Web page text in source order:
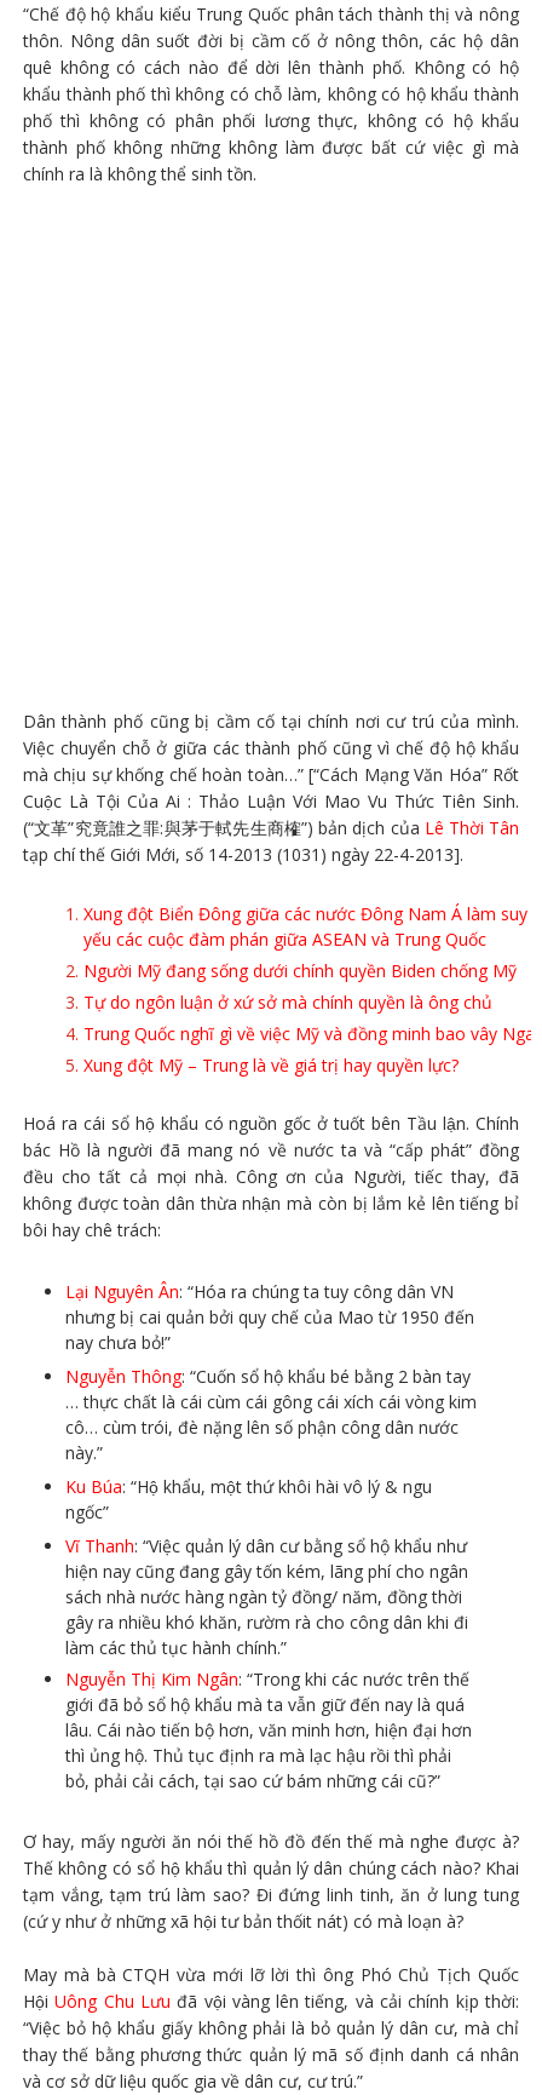
“Chế độ hộ khẩu kiểu Trung Quốc phân tách thành thị và nông
thôn. Nông dân suốt đời bị cầm cố ở nông thôn, các hộ dân
quê không có cách nào để dời lên thành phố. Không có hộ
khẩu thành phố thì không có chỗ làm, không có hộ khẩu thành
phố thì không có phân phối lương thực, không có hộ khẩu
thành phố không những không làm được bất cứ việc gì mà
chính ra là không thể sinh tồn.
Dân thành phố cũng bị cầm cố tại chính nơi cư trú của mình.
Việc chuyển chỗ ở giữa các thành phố cũng vì chế độ hộ khẩu
mà chịu sự khống chế hoàn toàn…” [“Cách Mạng Văn Hóa” Rốt
Cuộc Là Tội Của Ai : Thảo Luận Với Mao Vu Thức Tiên Sinh.
(“文革”究竟誰之罪:與茅于軾先生商榷”) bản dịch của Lê Thời Tân
tạp chí thế Giới Mới, số 14-2013 (1031) ngày 22-4-2013].
Xung đột Biển Đông giữa các nước Đông Nam Á làm suy
yếu các cuộc đàm phán giữa ASEAN và Trung Quốc
Người Mỹ đang sống dưới chính quyền Biden chống Mỹ
Tự do ngôn luận ở xứ sở mà chính quyền là ông chủ
Trung Quốc nghĩ gì về việc Mỹ và đồng minh bao vây Nga?
Xung đột Mỹ – Trung là về giá trị hay quyền lực?
Hoá ra cái sổ hộ khẩu có nguồn gốc ở tuốt bên Tầu lận. Chính
bác Hồ là người đã mang nó về nước ta và “cấp phát” đồng
đều cho tất cả mọi nhà. Công ơn của Người, tiếc thay, đã
không được toàn dân thừa nhận mà còn bị lắm kẻ lên tiếng bỉ
bôi hay chê trách:
Lại Nguyên Ân: “Hóa ra chúng ta tuy công dân VN
nhưng bị cai quản bởi quy chế của Mao từ 1950 đến
nay chưa bỏ!”
Nguyễn Thông: “Cuốn sổ hộ khẩu bé bằng 2 bàn tay
… thực chất là cái cùm cái gông cái xích cái vòng kim
cô… cùm trói, đè nặng lên số phận công dân nước
này.”
Ku Búa: “Hộ khẩu, một thứ khôi hài vô lý & ngu
ngốc”
Vĩ Thanh: “Việc quản lý dân cư bằng sổ hộ khẩu như
hiện nay cũng đang gây tốn kém, lãng phí cho ngân
sách nhà nước hàng ngàn tỷ đồng/ năm, đồng thời
gây ra nhiều khó khăn, rườm rà cho công dân khi đi
làm các thủ tục hành chính.”
Nguyễn Thị Kim Ngân: “Trong khi các nước trên thế
giới đã bỏ sổ hộ khẩu mà ta vẫn giữ đến nay là quá
lâu. Cái nào tiến bộ hơn, văn minh hơn, hiện đại hơn
thì ủng hộ. Thủ tục định ra mà lạc hậu rồi thì phải
bỏ, phải cải cách, tại sao cứ bám những cái cũ?”
Ơ hay, mấy người ăn nói thế hồ đồ đến thế mà nghe được à?
Thế không có sổ hộ khẩu thì quản lý dân chúng cách nào? Khai
tạm vắng, tạm trú làm sao? Đi đứng linh tinh, ăn ở lung tung
(cứ y như ở những xã hội tư bản thốit nát) có mà loạn à?
May mà bà CTQH vừa mới lỡ lời thì ông Phó Chủ Tịch Quốc
HộiUông Chu Lưu đã vội vàng lên tiếng, và cải chính kịp thời:
“Việc bỏ hộ khẩu giấy không phải là bỏ quản lý dân cư, mà chỉ
thay thế bằng phương thức quản lý mã số định danh cá nhân
và cơ sở dữ liệu quốc gia về dân cư, cư trú.”